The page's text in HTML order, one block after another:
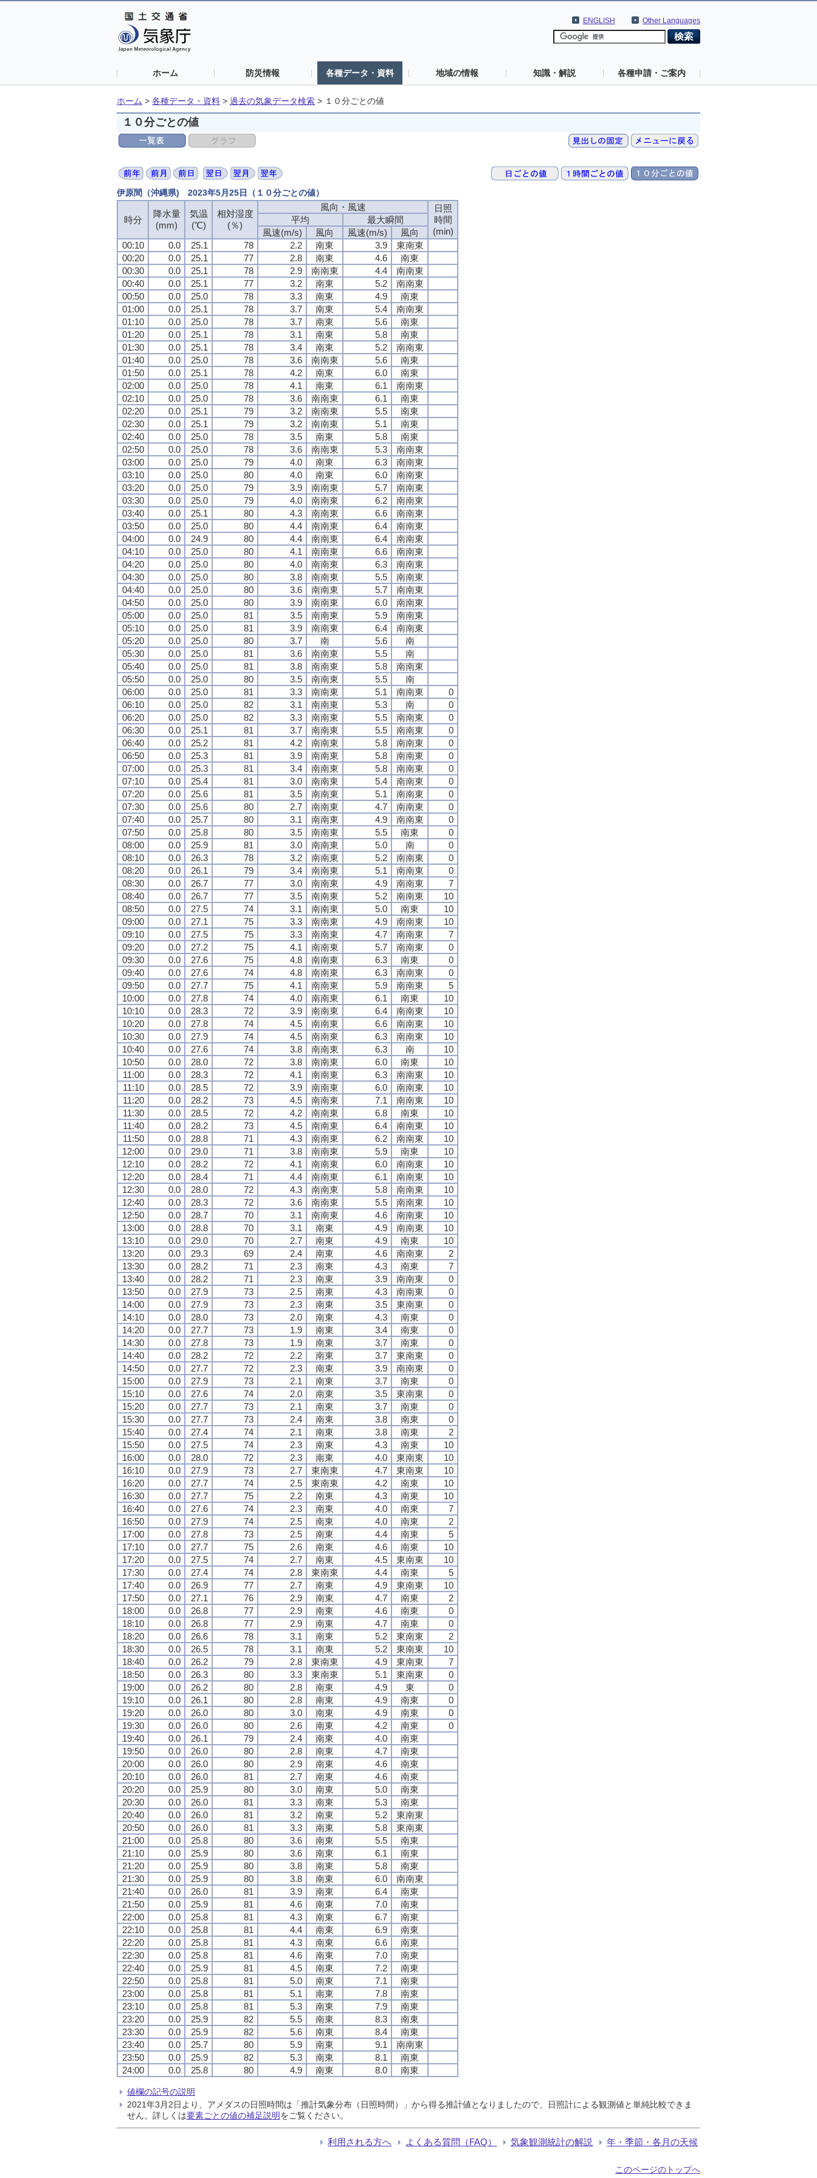
Other Languages
ENGLISH
ホーム 防災情報 各種データ・資料 地域の情報 知識・解説 各種申請・ご案内
ホーム > 各種データ・資料 > 過去の気象データ検索 > １０分ごとの値
１０分ごとの値
伊原間（沖縄県) 2023年5月25日（１０分ごとの値）
時分
降水量
(mm)
気温
(℃)
相対湿度
(％)
風向・風速
日照
時間
(min)
平均
最大瞬間
風速(m/s)
風向 風速(m/s)
風向
00:10
0.0 25.1 78 2.2 南東 3.9
東南東
00:20
0.0 25.1 77 2.8 南東 4.6
南東
00:30
0.0 25.1 78 2.9 南南東 4.4
南南東
00:40
0.0 25.1 77 3.2 南東 5.2
南南東
00:50
0.0 25.0 78 3.3 南東 4.9
南東
01:00
0.0 25.1 78 3.7 南東 5.4
南南東
01:10
0.0 25.0 78 3.7 南東 5.6
南東
01:20
0.0 25.1 78 3.1 南東 5.8
南東
01:30
0.0 25.1 78 3.4 南東 5.2
南南東
01:40
0.0 25.0 78 3.6 南南東 5.6
南東
01:50
0.0 25.1 78 4.2 南東 6.0
南東
02:00
0.0 25.0 78 4.1 南東 6.1
南南東
02:10
0.0 25.0 78 3.6 南南東 6.1
南東
02:20
0.0 25.1 79 3.2 南南東 5.5
南東
02:30
0.0 25.1 79 3.2 南南東 5.1
南東
02:40
0.0 25.0 78 3.5 南東 5.8
南東
02:50
0.0 25.0 78 3.6 南南東 5.3
南南東
03:00
0.0 25.0 79 4.0 南東 6.3
南南東
03:10
0.0 25.0 80 4.0 南東 6.0
南南東
03:20
0.0 25.0 79 3.9 南南東 5.7
南南東
03:30
0.0 25.0 79 4.0 南南東 6.2
南南東
03:40
0.0 25.1 80 4.3 南南東 6.6
南南東
03:50
0.0 25.0 80 4.4 南南東 6.4
南南東
04:00
0.0 24.9 80 4.4 南南東 6.4
南南東
04:10
0.0 25.0 80 4.1 南南東 6.6
南南東
04:20
0.0 25.0 80 4.0 南南東 6.3
南南東
04:30
0.0 25.0 80 3.8 南南東 5.5
南南東
04:40
0.0 25.0 80 3.6 南南東 5.7
南南東
04:50
0.0 25.0 80 3.9 南南東 6.0
南南東
05:00
0.0 25.0 81 3.5 南南東 5.9
南南東
05:10
0.0 25.0 81 3.9 南南東 6.4
南南東
05:20
0.0 25.0 80 3.7 南 5.6
南
05:30
0.0 25.0 81 3.6 南南東 5.5
南
05:40
0.0 25.0 81 3.8 南南東 5.8
南南東
05:50
0.0 25.0 80 3.5 南南東 5.5
南
06:00
0.0 25.0 81 3.3 南南東 5.1 南南東
0
06:10
0.0 25.0 82 3.1 南南東 5.3 南
0
06:20
0.0 25.0 82 3.3 南南東 5.5 南南東
0
06:30
0.0 25.1 81 3.7 南南東 5.5 南南東
0
06:40
0.0 25.2 81 4.2 南南東 5.8 南南東
0
06:50
0.0 25.3 81 3.9 南南東 5.8 南南東
0
07:00
0.0 25.3 81 3.4 南南東 5.8 南南東
0
07:10
0.0 25.4 81 3.0 南南東 5.4 南南東
0
07:20
0.0 25.6 81 3.5 南南東 5.1 南南東
0
07:30
0.0 25.6 80 2.7 南南東 4.7 南南東
0
07:40
0.0 25.7 80 3.1 南南東 4.9 南南東
0
07:50
0.0 25.8 80 3.5 南南東 5.5 南東
0
08:00
0.0 25.9 81 3.0 南南東 5.0 南
0
08:10
0.0 26.3 78 3.2 南南東 5.2 南南東
0
08:20
0.0 26.1 79 3.4 南南東 5.1 南南東
0
08:30
0.0 26.7 77 3.0 南南東 4.9 南南東
7
08:40
0.0 26.7 77 3.5 南南東 5.2 南南東
10
08:50
0.0 27.5 74 3.1 南南東 5.0 南東
10
09:00
0.0 27.1 75 3.3 南南東 4.9 南南東
10
09:10
0.0 27.5 75 3.3 南南東 4.7 南南東
7
09:20
0.0 27.2 75 4.1 南南東 5.7 南南東
0
09:30
0.0 27.6 75 4.8 南南東 6.3 南東
0
09:40
0.0 27.6 74 4.8 南南東 6.3 南南東
0
09:50
0.0 27.7 75 4.1 南南東 5.9 南南東
5
10:00
0.0 27.8 74 4.0 南南東 6.1 南東
10
10:10
0.0 28.3 72 3.9 南南東 6.4 南南東
10
10:20
0.0 27.8 74 4.5 南南東 6.6 南南東
10
10:30
0.0 27.9 74 4.5 南南東 6.3 南南東
10
10:40
0.0 27.6 74 3.8 南南東 6.3 南
10
10:50
0.0 28.0 72 3.8 南南東 6.0 南東
10
11:00
0.0 28.3 72 4.1 南南東 6.3 南南東
10
11:10
0.0 28.5 72 3.9 南南東 6.0 南南東
10
11:20
0.0 28.2 73 4.5 南南東 7.1 南南東
10
11:30
0.0 28.5 72 4.2 南南東 6.8 南東
10
11:40
0.0 28.2 73 4.5 南南東 6.4 南南東
10
11:50
0.0 28.8 71 4.3 南南東 6.2 南南東
10
12:00
0.0 29.0 71 3.8 南南東 5.9 南東
10
12:10
0.0 28.2 72 4.1 南南東 6.0 南南東
10
12:20
0.0 28.4 71 4.4 南南東 6.1 南南東
10
12:30
0.0 28.0 72 4.3 南南東 5.8 南南東
10
12:40
0.0 28.3 72 3.6 南南東 5.5 南南東
10
12:50
0.0 28.7 70 3.1 南南東 4.6 南南東
10
13:00
0.0 28.8 70 3.1 南東 4.9 南南東
10
13:10
0.0 29.0 70 2.7 南東 4.9 南東
10
13:20
0.0 29.3 69 2.4 南東 4.6 南南東
2
13:30
0.0 28.2 71 2.3 南東 4.3 南東
7
13:40
0.0 28.2 71 2.3 南東 3.9 南南東
0
13:50
0.0 27.9 73 2.5 南東 4.3 南南東
0
14:00
0.0 27.9 73 2.3 南東 3.5 東南東
0
14:10
0.0 28.0 73 2.0 南東 4.3 南東
0
14:20
0.0 27.7 73 1.9 南東 3.4 南東
0
14:30
0.0 27.8 73 1.9 南東 3.7 南東
0
14:40
0.0 28.2 72 2.2 南東 3.7 東南東
0
14:50
0.0 27.7 72 2.3 南東 3.9 南南東
0
15:00
0.0 27.9 73 2.1 南東 3.7 南東
0
15:10
0.0 27.6 74 2.0 南東 3.5 東南東
0
15:20
0.0 27.7 73 2.1 南東 3.7 南東
0
15:30
0.0 27.7 73 2.4 南東 3.8 南東
0
15:40
0.0 27.4 74 2.1 南東 3.8 南東
2
15:50
0.0 27.5 74 2.3 南東 4.3 南東
10
16:00
0.0 28.0 72 2.3 南東 4.0 東南東
10
16:10
0.0 27.9 73 2.7 東南東 4.7 東南東
10
16:20
0.0 27.7 74 2.5 東南東 4.2 南東
10
16:30
0.0 27.7 75 2.2 南東 4.3 南東
10
16:40
0.0 27.6 74 2.3 南東 4.0 南東
7
16:50
0.0 27.9 74 2.5 南東 4.0 南東
2
17:00
0.0 27.8 73 2.5 南東 4.4 南東
5
17:10
0.0 27.7 75 2.6 南東 4.6 南東
10
17:20
0.0 27.5 74 2.7 南東 4.5 東南東
10
17:30
0.0 27.4 74 2.8 東南東 4.4 南東
5
17:40
0.0 26.9 77 2.7 南東 4.9 東南東
10
17:50
0.0 27.1 76 2.9 南東 4.7 南東
2
18:00
0.0 26.8 77 2.9 南東 4.6 南東
0
18:10
0.0 26.8 77 2.9 南東 4.7 南東
0
18:20
0.0 26.6 78 3.1 南東 5.2 東南東
2
18:30
0.0 26.5 78 3.1 南東 5.2 東南東
10
18:40
0.0 26.2 79 2.8 東南東 4.9 東南東
7
18:50
0.0 26.3 80 3.3 東南東 5.1 東南東
0
19:00
0.0 26.2 80 2.8 南東 4.9 東
0
19:10
0.0 26.1 80 2.8 南東 4.9 南東
0
19:20
0.0 26.0 80 3.0 南東 4.9 南東
0
19:30
0.0 26.0 80 2.6 南東 4.2 南東
0
19:40
0.0 26.1 79 2.4 南東 4.0
南東
19:50
0.0 26.0 80 2.8 南東 4.7
南東
20:00
0.0 26.0 80 2.9 南東 4.6
南東
20:10
0.0 26.0 81 2.7 南東 4.6
南東
20:20
0.0 25.9 80 3.0 南東 5.0
南東
20:30
0.0 26.0 81 3.3 南東 5.3
南東
20:40
0.0 26.0 81 3.2 南東 5.2
東南東
20:50
0.0 26.0 81 3.3 南東 5.8
東南東
21:00
0.0 25.8 80 3.6 南東 5.5
南東
21:10
0.0 25.9 80 3.6 南東 6.1
南東
21:20
0.0 25.9 80 3.8 南東 5.8
南東
21:30
0.0 25.9 80 3.8 南東 6.0
南南東
21:40
0.0 26.0 81 3.9 南東 6.4
南東
21:50
0.0 25.9 81 4.6 南東 7.0
南東
22:00
0.0 25.8 81 4.3 南東 6.7
南東
22:10
0.0 25.8 81 4.4 南東 6.9
南東
22:20
0.0 25.8 81 4.3 南東 6.6
南東
22:30
0.0 25.8 81 4.6 南東 7.0
南東
22:40
0.0 25.9 81 4.5 南東 7.2
南東
22:50
0.0 25.8 81 5.0 南東 7.1
南東
23:00
0.0 25.8 81 5.1 南東 7.8
南東
23:10
0.0 25.8 81 5.3 南東 7.9
南東
23:20
0.0 25.9 82 5.5 南東 8.3
南東
23:30
0.0 25.9 82 5.6 南東 8.4
南東
23:40
0.0 25.7 80 5.9 南東 9.1
南南東
23:50
0.0 25.9 82 5.3 南東 8.1
南東
24:00
0.0 25.8 80 4.9 南東 8.0 南東
値欄の記号の説明
2021年3月2日より、アメダスの日照時間は「推計気象分布（日照時間）」から得る推計値となりましたので、日照計による観測値と単純比較できま
せん。詳しくは要素ごとの値の補足説明をご覧ください。
利用される方へ よくある質問（FAQ） 気象観測統計の解説 年・季節・各月の天候
このページのトップへ